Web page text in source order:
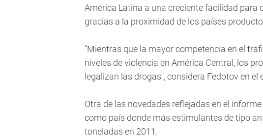
América Latina a una creciente facilidad para
gracias a la proximidad de los países
"Mientras que la mayor competencia en el
niveles de violencia en América Central, los
legalizan las drogas", considera Fedotov en el
Otra de las novedades reflejadas en el
como país donde más estimulantes de tipo
toneladas en 2011.